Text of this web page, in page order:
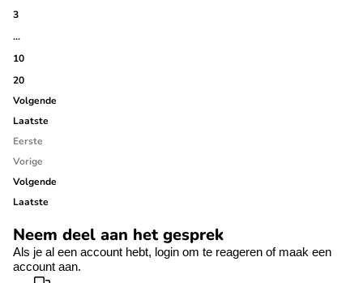
3
…
10
20
Volgende
Laatste
Eerste
Vorige
Volgende
Laatste
Neem deel aan het gesprek
Als je al een account hebt, login om te reageren of maak een
account aan.